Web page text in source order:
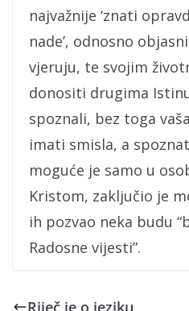
najvažnije ‘znati
nade’, odnosno
vjeruju, te svojim
donositi drugima
spoznali, bez toga
imati smisla, a
moguće je samo u
Kristom, zaključio je
ih pozvao neka budu
Radosne vijesti”.
Riječ je o jeziku